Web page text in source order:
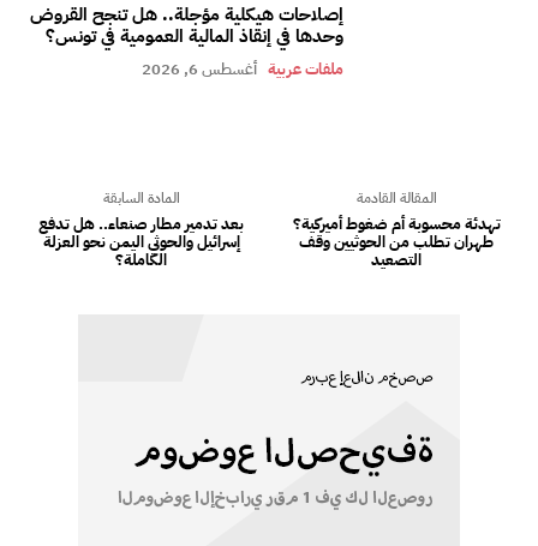
إصلاحات هيكلية مؤجلة.. هل تنجح القروض
وحدها في إنقاذ المالية العمومية في تونس؟
ملفات عربية أغسطس 6, 2026
المادة السابقة
بعد تدمير مطار صنعاء.. هل تدفع
إسرائيل والحوثي اليمن نحو العزلة
الكاملة؟
المقالة القادمة
تهدئة محسوبة أم ضغوط أميركية؟
طهران تطلب من الحوثيين وقف
التصعيد